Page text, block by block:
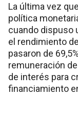
La última vez
política
cuando dispuso
el rendimiento
pasaron de
remuneración
de interés para
financiamiento